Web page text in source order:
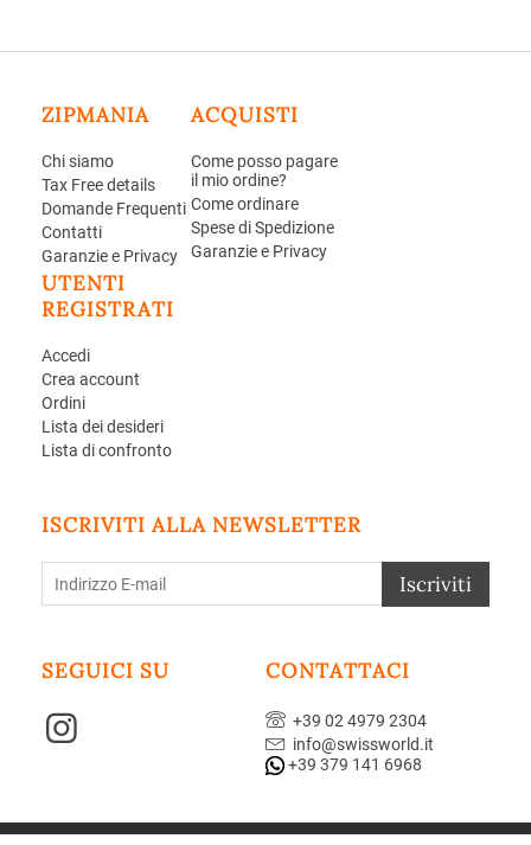
ZIPMANIA
Chi siamo
Tax Free details
Domande Frequenti
Contatti
Garanzie e Privacy
ACQUISTI
Come posso pagare
il mio ordine?
Come ordinare
Spese di Spedizione
Garanzie e Privacy
UTENTI
REGISTRATI
Accedi
Crea account
Ordini
Lista dei desideri
Lista di confronto
ISCRIVITI ALLA NEWSLETTER
Iscriviti
SEGUICI SU CONTATTACI
+39 02 4979 2304
info@swissworld.it
+39 379 141 6968